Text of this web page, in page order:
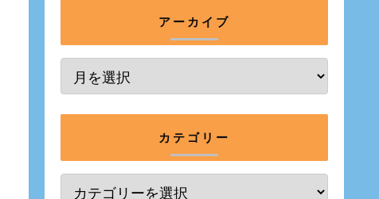
アーカイブ
カテゴリー